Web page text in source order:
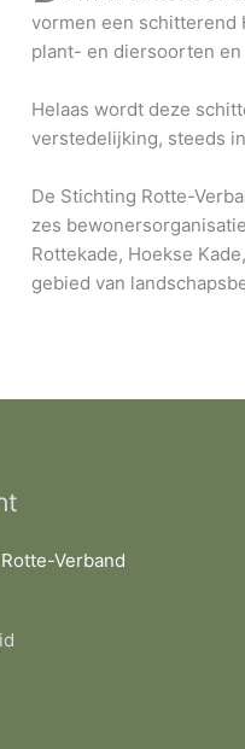
vormen een schitterend
plant- en diersoorten
Helaas wordt deze
verstedelijking, steeds
De Stichting Rotte-
zes
Rottekade, Hoekse
gebied van
Verband